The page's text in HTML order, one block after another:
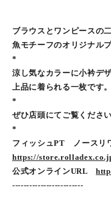
ブラウスとワンピースの
魚モチーフのオリジナルプ
*
涼し気なカラーに小衿デ
上品に着られる一枚です。
*
ぜひ店頭にてご覧ください
*
フィッシュPT ノースリ
https://
公式オンラインURL
-------------------------